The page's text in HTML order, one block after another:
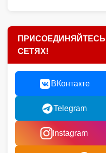
СЕТЯХ!
ВКонтакте
Telegram
Instagram